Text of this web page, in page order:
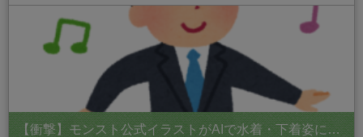
【衝撃】モンスト公式イラストがAIで水着・下着姿に…